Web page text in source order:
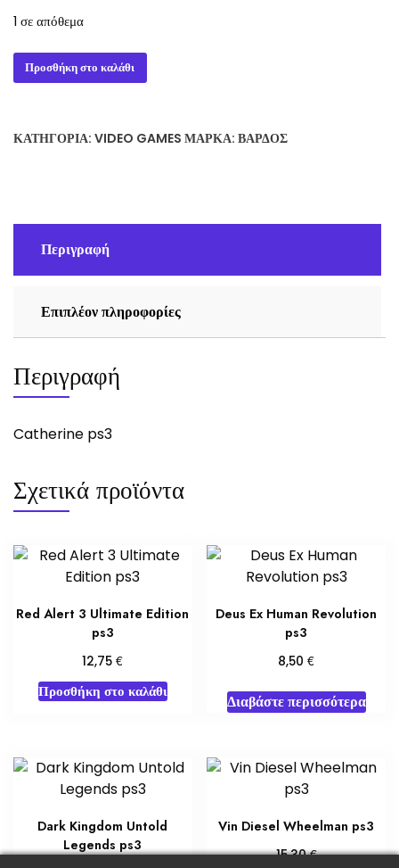
1 σε απόθεμα
Catherine
ps3
Προσθήκη στο καλάθι
ΚΑΤΗΓΟΡΊΑ: VIDEO GAMES ΜΆΡΚΑ: ΒΆΡΔΟΣ
Περιγραφή
Επιπλέον πληροφορίες
Περιγραφή
Catherine ps3
Σχετικά προϊόντα
Red Alert 3 Ultimate Edition
ps3
12,75€
Προσθήκη στο καλάθι
Deus Ex Human Revolution
ps3
8,50€
Διαβάστε περισσότερα
Dark Kingdom Untold
Legends ps3
Vin Diesel Wheelman ps3
15,30€